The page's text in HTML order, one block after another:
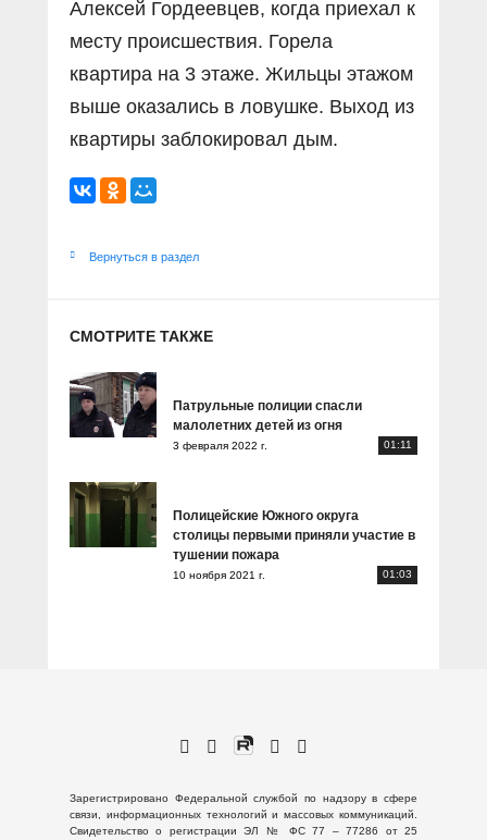
Алексей Гордеевцев, когда приехал к
месту происшествия. Горела
квартира на 3 этаже. Жильцы этажом
выше оказались в ловушке. Выход из
квартиры заблокировал дым.
Вернуться в раздел
СМОТРИТЕ ТАКЖЕ
Патрульные полиции спасли
малолетних детей из огня
3 февраля 2022 г. 01:11
Полицейские Южного округа
столицы первыми приняли участие в
тушении пожара
10 ноября 2021 г. 01:03
Зарегистрировано Федеральной службой по надзору в сфере
связи, информационных технологий и массовых коммуникаций.
Свидетельство о регистрации ЭЛ № ФС 77 – 77286 от 25